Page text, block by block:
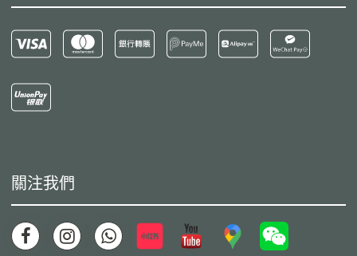
關注我們